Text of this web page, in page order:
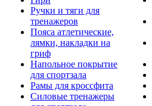
Ручки и тяги для
тренажеров
Пояса атлетические,
лямки, накладки на
гриф
Напольное покрытие
для спортзала
Рамы для кроссфита
Силовые тренажеры